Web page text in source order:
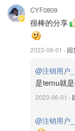
效果异样的好，整
世界的大门，我
CYF0809
很棒的分享
2023-06-01 · 回
@注销用户
是temu就
2023-06-01 ·
@注销用户